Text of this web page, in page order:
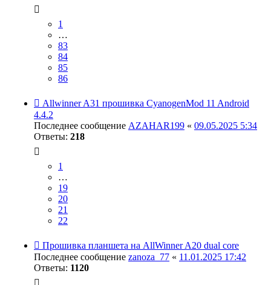
1
…
83
84
85
86
Allwinner A31 прошивка CyanogenMod 11 Android
4.4.2
Последнее сообщение AZAHAR199 « 09.05.2025 5:34
Ответы: 218
1
…
19
20
21
22
Прошивка планшета на AllWinner A20 dual core
Последнее сообщение zanoza_77 « 11.01.2025 17:42
Ответы: 1120